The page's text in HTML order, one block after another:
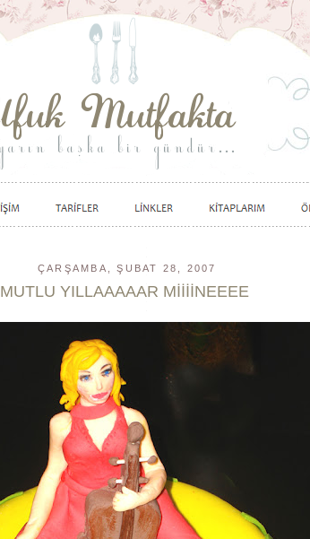
ÇARŞAMBA, ŞUBAT 28, 2007
MUTLU YILLAAAAAR MİİİİNEEEE